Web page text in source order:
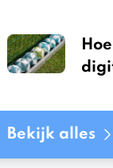
Bekijk alles